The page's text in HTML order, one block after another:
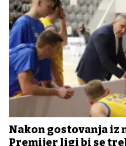
Nakon gostovanja iz
Premijer ligi bi se